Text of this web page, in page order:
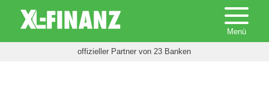
offizieller Partner von 23 Banken